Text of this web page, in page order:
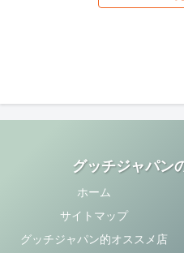
グッチジャパン
ホーム
サイトマップ
グッチジャパン的オススメ店